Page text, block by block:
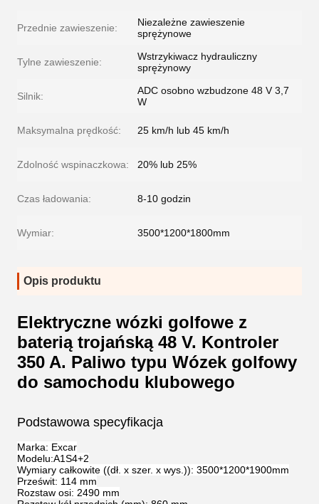
Przednie zawieszenie:
Niezależne zawieszenie
sprężynowe
Tylne zawieszenie:
Wstrzykiwacz hydrauliczny
sprężynowy
Silnik:
ADC osobno wzbudzone 48 V 3,7
W
Maksymalna prędkość: 25 km/h lub 45 km/h
Zdolność wspinaczkowa: 20% lub 25%
Czas ładowania: 8-10 godzin
Wymiar: 3500*1200*1800mm
Opis produktu
Elektryczne wózki golfowe z
baterią trojańską 48 V. Kontroler
350 A. Paliwo typu Wózek golfowy
do samochodu klubowego
Podstawowa specyfikacja
Marka: Excar
Modelu:A1S4+2
Wymiary całkowite ((dł. x szer. x wys.)): 3500*1200*1900mm
Prześwit: 114 mm
Rozstaw osi: 2490 mm